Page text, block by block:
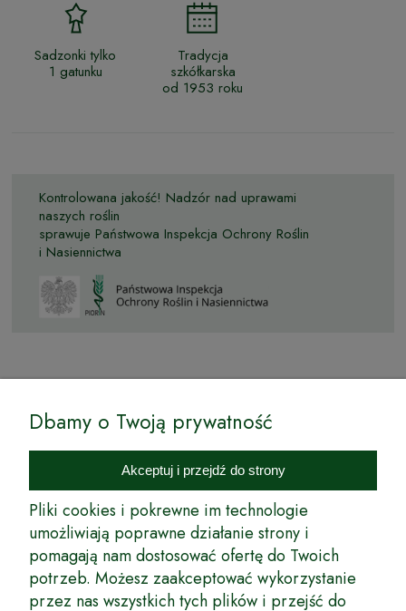
Sadzonki tylko
1 gatunku
Tradycja
szkółkarska
od 1953 roku
Kontrolowana jakość! Nadzór nad uprawami
naszych roślin
sprawuje Państwowa Inspekcja Ochrony Roślin
i Nasiennictwa
Internetowy Sklep Ogrodniczy Podkarpackie Sady to inicjatywa
podkarpackich szkółkarzy, której zamierzeniem jest wprowadzenie na
rynek wysokiej jakości drzewek owocowych, drzewek ozdobnych oraz
innych produktów pozwalających na uprawianie zarówno małych, jak
i dużych sadów oraz ogrodów.
Wspólnie stworzyliśmy dla Państwa kompleksową ofertę - wspaniałe
produkty, dary ziemi ze szkółek drzewek ozdobnych i owocowych,
których tradycje sięgają roku 1953. Drzewka produkowane są
Dbamy o Twoją prywatność
Akceptuj i przejdź do strony
Pliki cookies i pokrewne im technologie
umożliwiają poprawne działanie strony i
pomagają nam dostosować ofertę do Twoich
potrzeb. Możesz zaakceptować wykorzystanie
przez nas wszystkich tych plików i przejść do